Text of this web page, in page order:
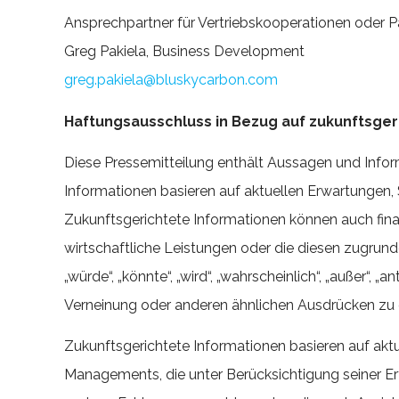
Ansprechpartner für Vertriebskooperationen oder
Greg Pakiela, Business Development
greg.pakiela@bluskycarbon.com
Haftungsausschluss in Bezug auf
Diese Pressemitteilung enthält Aussagen und
Informationen basieren auf aktuellen
Zukunftsgerichtete Informationen können auch
wirtschaftliche Leistungen oder die diesen
„würde“, „könnte“, „wird“, „wahrscheinlich“, „außer“,
Verneinung oder anderen ähnlichen Ausdrücken
Zukunftsgerichtete Informationen basieren auf
Managements, die unter Berücksichtigung seiner